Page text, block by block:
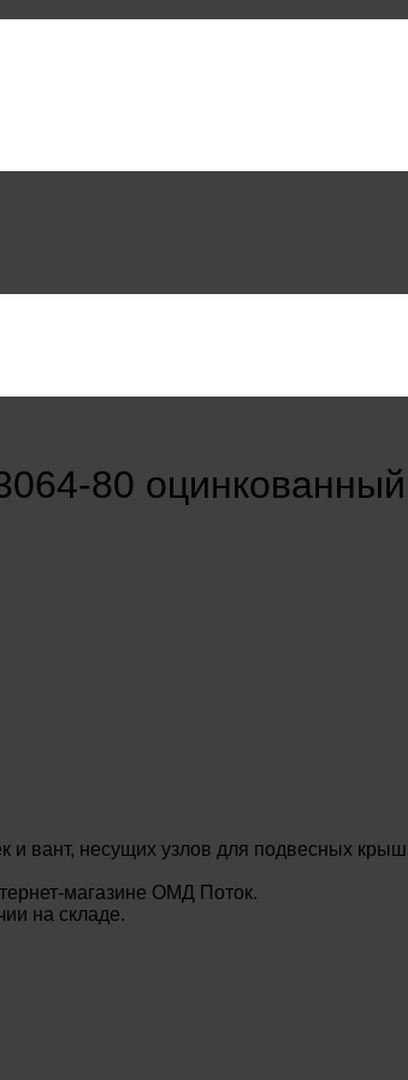
80
вант, несущих узлов для подвесных
магазине ОМД Поток.
на складе.